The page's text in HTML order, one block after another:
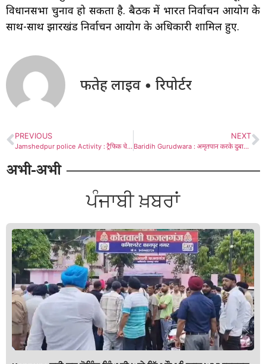
विधानसभा चुनाव हो सकता है. बैठक में भारत निर्वाचन आयोग के
साथ-साथ झारखंड निर्वाचन आयोग के अधिकारी शामिल हुए.
फतेह लाइव • रिपोर्टर
PREVIOUS
Jamshedpur police Activity : ट्रैफिक चेकिंग में धड़ल्ले से हो रही खेला, इस कार को छोड़ने के पीछे क्या है सच्चाई
NEXT
Baridih Gurudwara : अमृतपान करके दुबारा गुरु वाले बने कुलदीप सिंह
अभी-अभी
ਪੰਜਾਬੀ ਖ਼ਬਰਾਂ